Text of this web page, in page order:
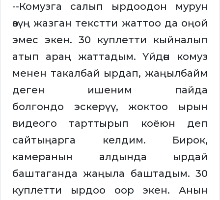
--Комузга салып ырдоодон мурун
өзүң жазган текстти жаттоо да оңой
эмес экен. 30 куплетти кыйналып
атып араң жаттадым. Үйдөн комуз
менен такалбай ырдап, жаңылбайм
деген ишеним пайда
болгондо эскерүү, жоктоо ырын
видеого тарттырып коёюн деп
сайтыңарга келдим. Бирок,
камеранын алдында ырдай
баштаганда жаңыла баштадым. 30
куплетти ырдоо оор экен. Анын